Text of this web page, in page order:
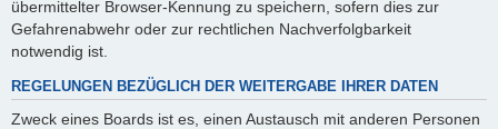
übermittelter Browser-Kennung zu speichern, sofern dies zur
Gefahrenabwehr oder zur rechtlichen Nachverfolgbarkeit
notwendig ist.
REGELUNGEN BEZÜGLICH DER WEITERGABE IHRER DATEN
Zweck eines Boards ist es, einen Austausch mit anderen Personen